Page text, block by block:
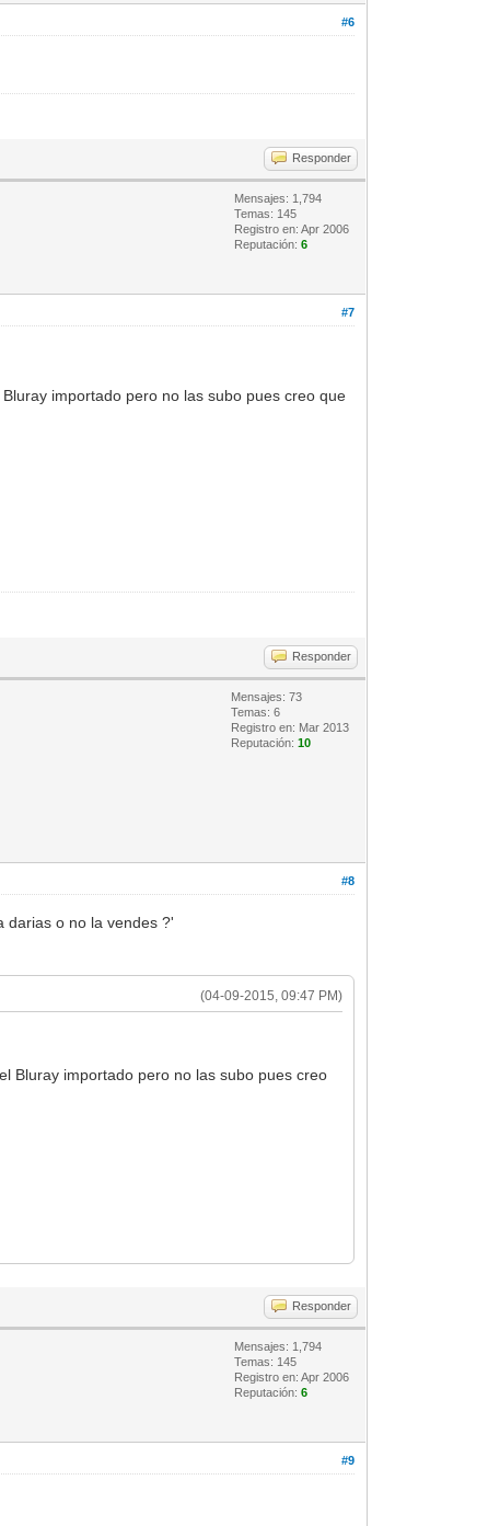
#6
Responder
Mensajes: 1,794
Temas: 145
Registro en: Apr 2006
Reputación:6
#7
importado pero no las subo pues creo que
Responder
Mensajes: 73
Temas: 6
Registro en: Mar 2013
Reputación:10
#8
darias o no la vendes ?'
(04-09-2015, 09:47 PM)
Bluray importado pero no las subo pues creo
Responder
Mensajes: 1,794
Temas: 145
Registro en: Apr 2006
Reputación:6
#9